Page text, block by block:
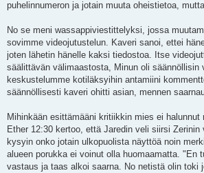
puhelinnumeron ja jotain muuta oheistietoa,
No se meni wassappiviestittelyksi, jossa
sovimme videojutustelun. Kaveri sanoi, ettei
joten lähetin hänelle kaksi tiedostoa. Itse
säälittävän välimaastosta, Minun oli säännöllisin
keskustelumme kotiläksyihin antamiini
säännöllisesti kaveri ohitti asian, mennen
Mihinkään esittämääni kritiikkin mies ei halunnut
Ether 12:30 kertoo, että Jaredin veli siirsi Zerinin
kysyin onko jotain ulkopuolista näyttöä noin
alueen porukka ei voinut olla huomaamatta. "En
vastaus ja taas alkoi saarna. No netistä olin toki